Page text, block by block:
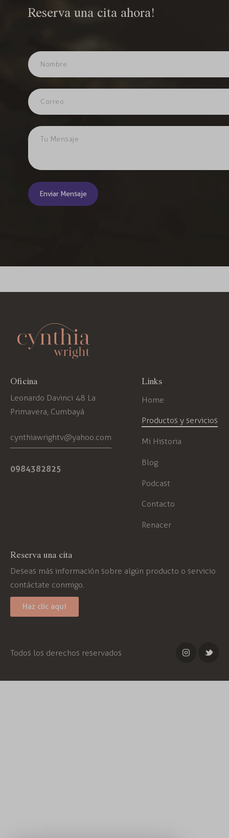
Reserva una cita ahora!
Oficina
Leonardo Davinci 48 La
Primavera, Cumbayá
cynthiawrightv@yahoo.com
0984382825
Links
Home
Productos y servicios
Mi Historia
Blog
Podcast
Contacto
Renacer
Reserva una cita
Deseas más información sobre algún producto o servicio
contáctate conmigo.
Haz clic aquí
Todos los derechos reservados